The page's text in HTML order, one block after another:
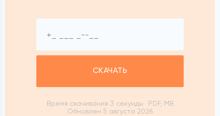
СКАЧАТЬ
Время скачивания 3 секунды
PDF, MB
Обновлен 5 августа 2026